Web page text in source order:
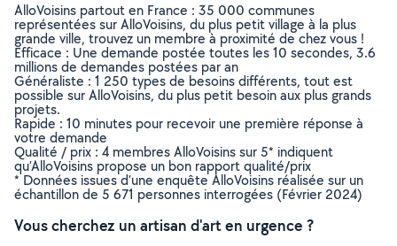
AlloVoisins partout en France : 35 000 communes
représentées sur AlloVoisins, du plus petit village à la plus
grande ville, trouvez un membre à proximité de chez vous !
Efficace : Une demande postée toutes les 10 secondes, 3.6
millions de demandes postées par an
Généraliste : 1 250 types de besoins différents, tout est
possible sur AlloVoisins, du plus petit besoin aux plus grands
projets.
Rapide : 10 minutes pour recevoir une première réponse à
votre demande
Qualité / prix : 4 membres AlloVoisins sur 5* indiquent
qu’AlloVoisins propose un bon rapport qualité/prix
* Données issues d’une enquête AlloVoisins réalisée sur un
échantillon de 5 671 personnes interrogées (Février 2024)
Vous cherchez un artisan d'art en urgence ?